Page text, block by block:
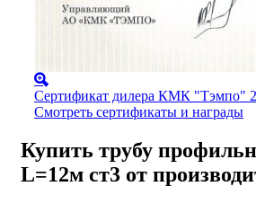
Сертификат дилера КМК "Тэмпо"
Смотреть сертификаты и награды
Купить трубу
L=12м ст3 от